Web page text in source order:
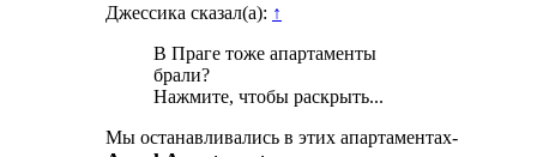
Джессика сказал(а): ↑
В Праге тоже апартаменты
брали?
Нажмите, чтобы раскрыть...
Мы останавливались в этих апартаментах-